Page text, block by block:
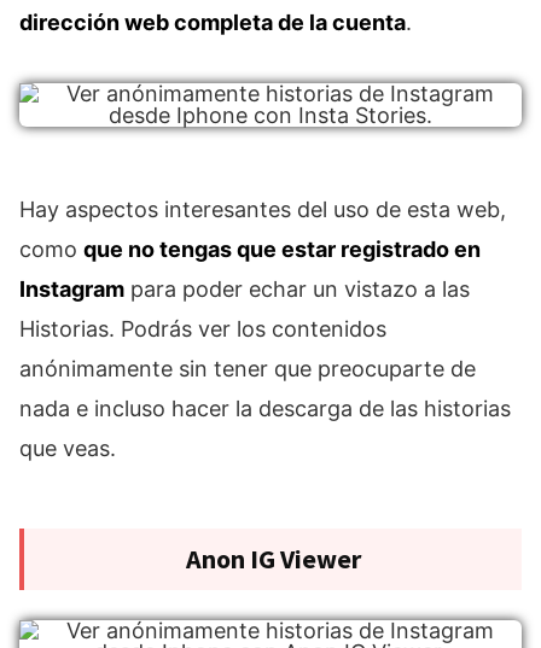
dirección web completa de la cuenta.
Hay aspectos interesantes del uso de esta web,
como que no tengas que estar registrado en
Instagram para poder echar un vistazo a las
Historias. Podrás ver los contenidos
anónimamente sin tener que preocuparte de
nada e incluso hacer la descarga de las historias
que veas.
Anon IG Viewer